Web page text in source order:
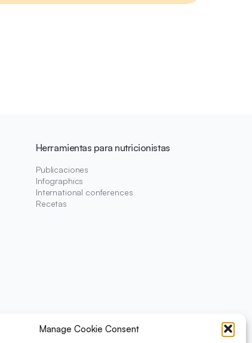
Manage Cookie Consent
Herramientas para nutricionistas
Publicaciones
Infographics
International conferences
Recetas